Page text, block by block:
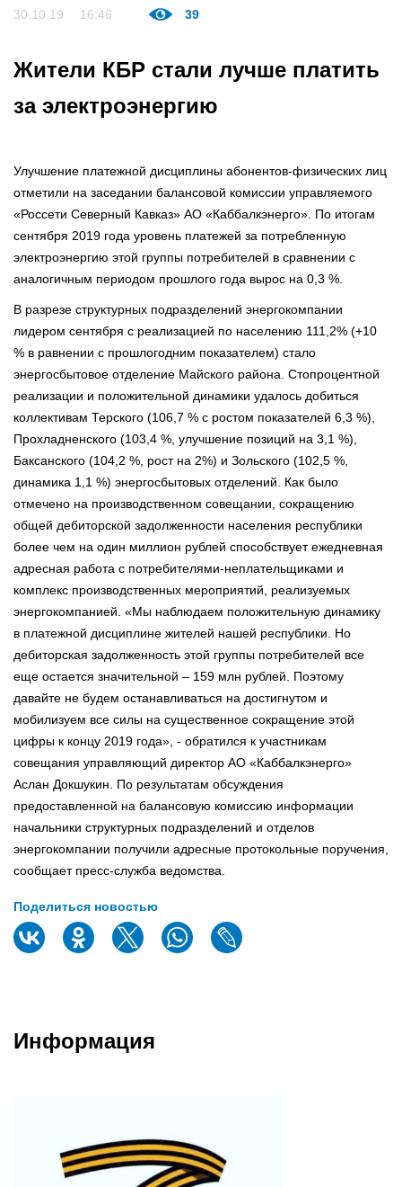
30.10.19 16:46 39
Жители КБР стали лучше платить
за электроэнергию
Улучшение платежной дисциплины абонентов-физических лиц
отметили на заседании балансовой комиссии управляемого
«Россети Северный Кавказ» АО «Каббалкэнерго». По итогам
сентября 2019 года уровень платежей за потребленную
электроэнергию этой группы потребителей в сравнении с
аналогичным периодом прошлого года вырос на 0,3 %.
В разрезе структурных подразделений энергокомпании
лидером сентября с реализацией по населению 111,2% (+10
% в равнении с прошлогодним показателем) стало
энергосбытовое отделение Майского района. Стопроцентной
реализации и положительной динамики удалось добиться
коллективам Терского (106,7 % с ростом показателей 6,3 %),
Прохладненского (103,4 %, улучшение позиций на 3,1 %),
Баксанского (104,2 %, рост на 2%) и Зольского (102,5 %,
динамика 1,1 %) энергосбытовых отделений. Как было
отмечено на производственном совещании, сокращению
общей дебиторской задолженности населения республики
более чем на один миллион рублей способствует ежедневная
адресная работа с потребителями-неплательщиками и
комплекс производственных мероприятий, реализуемых
энергокомпанией. «Мы наблюдаем положительную динамику
в платежной дисциплине жителей нашей республики. Но
дебиторская задолженность этой группы потребителей все
еще остается значительной – 159 млн рублей. Поэтому
давайте не будем останавливаться на достигнутом и
мобилизуем все силы на существенное сокращение этой
цифры к концу 2019 года», - обратился к участникам
совещания управляющий директор АО «Каббалкэнерго»
Аслан Докшукин. По результатам обсуждения
предоставленной на балансовую комиссию информации
начальники структурных подразделений и отделов
энергокомпании получили адресные протокольные поручения,
сообщает пресс-служба ведомства.
Поделиться новостью
Информация